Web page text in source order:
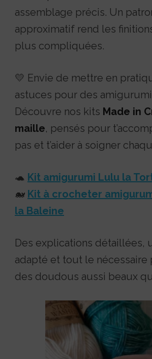
assemblage précis. Un
approximatif rend les
plus compliquées.
💛 Envie de mettre en
astuces pour des
Découvre nos kits Made in
maille, pensés pour
pas et t’aider à soigner
🐢 Kit amigurumi Lulu la
🐋 Kit à crocheter
la Baleine
Des explications détaillées,
adapté et tout le nécessaire
des doudous aussi beaux